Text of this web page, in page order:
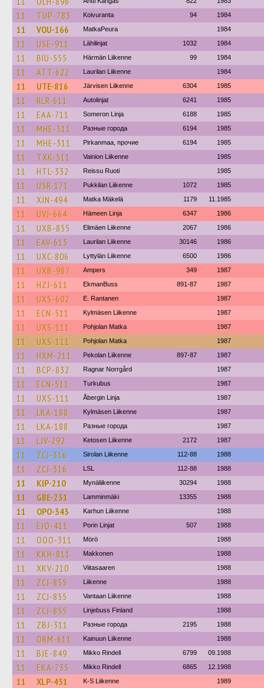
11 TUP-783 Koivuranta 94 1984
11 VOU-166 MatkaPeura 1984
11 USE-911 Lähilinjat 1032 1984
11 BIU-555 Härmän Liikenne 99 1984
11 ATT-622 Laurilan Liikenne 1984
11 UTE-816 Järvisen Liikenne 6304 1985
11 RLR-611 Autolinjat 6241 1985
11 EAA-711 Someron Linja 6188 1985
11 MHE-311 Разные города 6194 1985
11 MHE-311 Pirkanmaa, прочие 6194 1985
11 TXK-511 Vainion Liikenne 1985
11 HTL-332 Reissu Ruoti 1985
11 USR-171 Pukkilan Liikenne 1072 1985
11 XJN-494 Matka Mäkelä 1179 11.1985
11 UVJ-664 Hämeen Linja 6347 1986
11 UXB-855 Elimäen Liikenne 2067 1986
11 EAV-615 Laurilan Liikenne 30146 1986
11 UXC-806 Lyttylän Liikenne 6500 1986
11 UXB-987 Ampers 349 1987
11 HZJ-611 EkmanBuss 891-87 1987
11 UXS-602 E. Rantanen 1987
11 ECN-511 Kylmäsen Liikenne 1987
11 UXS-111 Pohjolan Matka 1987
11 UXS-111 Pohjolan Matka 1987
11 HXM-211 Pekolan Liikenne 897-87 1987
11 BCP-832 Ragnar Norrgård 1987
11 ECN-511 Turkubus 1987
11 UXS-111 Åbergin Linja 1987
11 LKA-188 Kylmäsen Liikenne 1987
11 LKA-188 Разные города 1987
11 LJV-292 Ketosen Liikenne 2172 1987
11 ZCJ-316 Sirolan Liikenne 112-88 1988
11 ZCJ-316 LSL 112-88 1988
11 KIP-210 Mynäliikenne 30294 1988
11 GBE-231 Lamminmäki 13355 1988
11 OPO-343 Karhun Liikenne 1988
11 EJO-411 Porin Linjat 507 1988
11 OOO-311 Mörö 1988
11 KKH-811 Makkonen 1988
11 XKV-210 Viitasaaren 1988
11 ZCJ-855 Liikenne 1988
11 ZCJ-855 Vantaan Liikenne 1988
11 ZCJ-855 Linjebuss Finland 1988
11 ZBJ-311 Разные города 2195 1988
11 ORM-611 Kainuun Liikenne 1988
11 BJE-849 Mikko Rindell 6799 09.1988
11 EKA-735 Mikko Rindell 6865 12.1988
11 XLP-451 K-S Liikenne 1989